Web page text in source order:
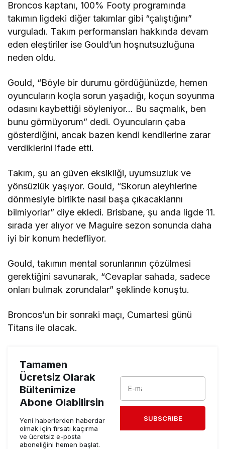
Broncos kaptanı, 100% Footy programında
takımın ligdeki diğer takımlar gibi “çalıştığını”
vurguladı. Takım performansları hakkında devam
eden eleştiriler ise Gould’un hoşnutsuzluğuna
neden oldu.
Gould, “Böyle bir durumu gördüğünüzde, hemen
oyuncuların koçla sorun yaşadığı, koçun soyunma
odasını kaybettiği söyleniyor… Bu saçmalık, ben
bunu görmüyorum” dedi. Oyuncuların çaba
gösterdiğini, ancak bazen kendi kendilerine zarar
verdiklerini ifade etti.
Takım, şu an güven eksikliği, uyumsuzluk ve
yönsüzlük yaşıyor. Gould, “Skorun aleyhlerine
dönmesiyle birlikte nasıl başa çıkacaklarını
bilmiyorlar” diye ekledi. Brisbane, şu anda ligde 11.
sırada yer alıyor ve Maguire sezon sonunda daha
iyi bir konum hedefliyor.
Gould, takımın mental sorunlarının çözülmesi
gerektiğini savunarak, “Cevaplar sahada, sadece
onları bulmak zorundalar” şeklinde konuştu.
Broncos’un bir sonraki maçı, Cumartesi günü
Titans ile olacak.
Tamamen
Ücretsiz Olarak
Bültenimize
Abone Olabilirsin
Yeni haberlerden haberdar
olmak için fırsatı kaçırma
ve ücretsiz e-posta
aboneliğini hemen başlat.
SUBSCRIBE